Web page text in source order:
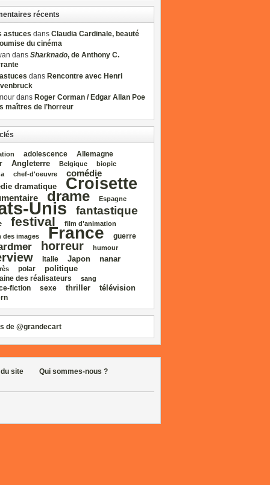
récents
astuces dans Claudia Cardinale, beauté
du cinéma
dans Sharknado, de Anthony C.
dans Rencontre avec Henri
dans Roger Corman / Edgar Allan Poe
maîtres de l’horreur
adolescence Allemagne
Angleterre Belgique
biopic
chef‑d'oeuvre comédie
dramatique Croisette
drame Espagne
fantastique
festival
film d'animation
des images
France guerre
horreur humour
Italie Japon nanar
polar politique
des réalisateurs sang
sexe thriller télévision
de @grandecart
site Qui sommes-nous ?